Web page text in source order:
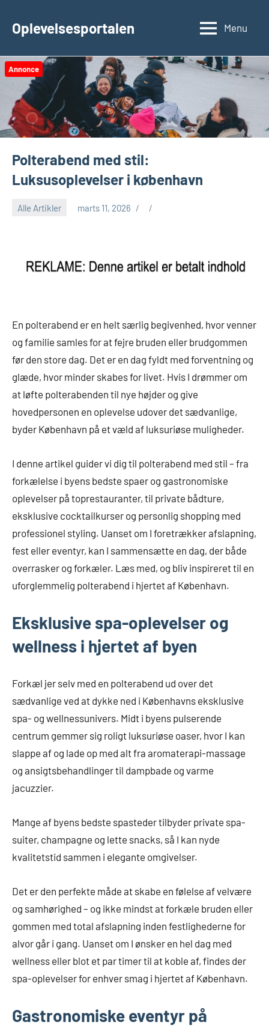
Oplevelsesportalen Menu
Annonce
Polterabend med stil:
Luksusoplevelser i københavn
Alle Artikler marts 11, 2026
En polterabend er en helt særlig begivenhed, hvor venner
og familie samles for at fejre bruden eller brudgommen
før den store dag. Det er en dag fyldt med forventning og
glæde, hvor minder skabes for livet. Hvis I drømmer om
at løfte polterabenden til nye højder og give
hovedpersonen en oplevelse udover det sædvanlige,
byder København på et væld af luksuriøse muligheder.
I denne artikel guider vi dig til polterabend med stil – fra
forkælelse i byens bedste spaer og gastronomiske
oplevelser på toprestauranter, til private bådture,
eksklusive cocktailkurser og personlig shopping med
professionel styling. Uanset om I foretrækker afslapning,
fest eller eventyr, kan I sammensætte en dag, der både
overrasker og forkæler. Læs med, og bliv inspireret til en
uforglemmelig polterabend i hjertet af København.
Eksklusive spa-oplevelser og
wellness i hjertet af byen
Forkæl jer selv med en polterabend ud over det
sædvanlige ved at dykke ned i Københavns eksklusive
spa- og wellnessunivers. Midt i byens pulserende
centrum gemmer sig roligt luksuriøse oaser, hvor I kan
slappe af og lade op med alt fra aromaterapi-massage
og ansigtsbehandlinger til dampbade og varme
jacuzzier.
Mange af byens bedste spasteder tilbyder private spa-
suiter, champagne og lette snacks, så I kan nyde
kvalitetstid sammen i elegante omgivelser.
Det er den perfekte måde at skabe en følelse af velvære
og samhørighed – og ikke mindst at forkæle bruden eller
gommen med total afslapning inden festlighederne for
alvor går i gang. Uanset om I ønsker en hel dag med
wellness eller blot et par timer til at koble af, findes der
spa-oplevelser for enhver smag i hjertet af København.
Gastronomiske eventyr på